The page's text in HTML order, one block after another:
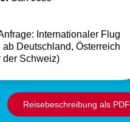
Internationaler Flug
ab Deutschland, Österreich
der Schweiz)
Reisebeschreibung als PDF